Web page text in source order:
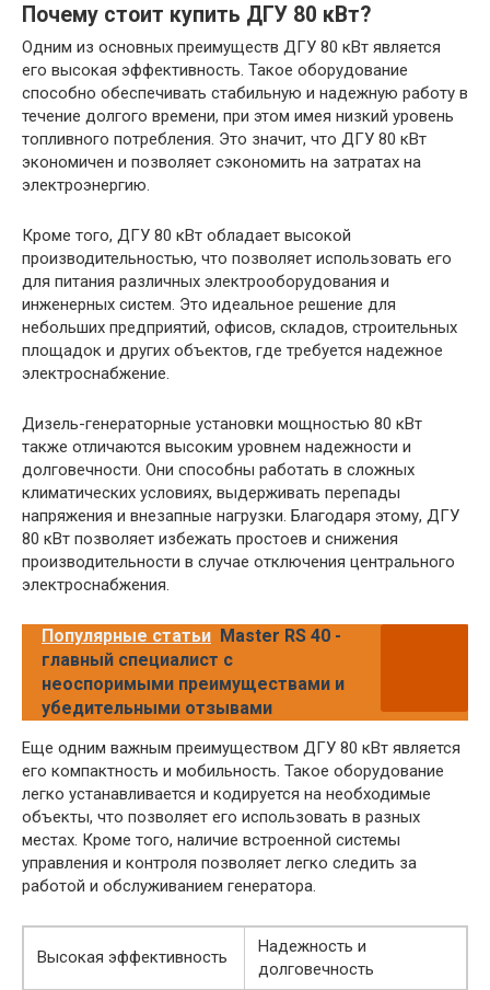
Почему стоит купить ДГУ 80 кВт?
Одним из основных преимуществ ДГУ 80 кВт является
его высокая эффективность. Такое оборудование
способно обеспечивать стабильную и надежную работу в
течение долгого времени, при этом имея низкий уровень
топливного потребления. Это значит, что ДГУ 80 кВт
экономичен и позволяет сэкономить на затратах на
электроэнергию.
Кроме того, ДГУ 80 кВт обладает высокой
производительностью, что позволяет использовать его
для питания различных электрооборудования и
инженерных систем. Это идеальное решение для
небольших предприятий, офисов, складов, строительных
площадок и других объектов, где требуется надежное
электроснабжение.
Дизель-генераторные установки мощностью 80 кВт
также отличаются высоким уровнем надежности и
долговечности. Они способны работать в сложных
климатических условиях, выдерживать перепады
напряжения и внезапные нагрузки. Благодаря этому, ДГУ
80 кВт позволяет избежать простоев и снижения
производительности в случае отключения центрального
электроснабжения.
Популярные статьи Master RS 40 -
главный специалист с
неоспоримыми преимуществами и
убедительными отзывами
Еще одним важным преимуществом ДГУ 80 кВт является
его компактность и мобильность. Такое оборудование
легко устанавливается и кодируется на необходимые
объекты, что позволяет его использовать в разных
местах. Кроме того, наличие встроенной системы
управления и контроля позволяет легко следить за
работой и обслуживанием генератора.
Высокая эффективность
Надежность и
долговечность